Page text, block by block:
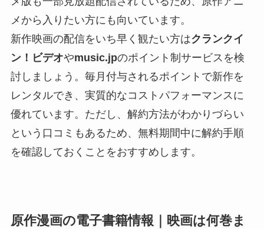
メから入りたい方にも向いています。
新作映画の配信をいち早く観たい方はクランクイ
ン！ビデオやmusic.jpのポイント制サービスを検
討しましょう。毎月付与されるポイントで新作を
レンタルでき、実質的なコストパフォーマンスに
優れています。ただし、解約方法がわかりづらい
という口コミもあるため、無料期間中に解約手順
を確認しておくことをおすすめします。
原作漫画の電子書籍情報｜映画は何巻ま